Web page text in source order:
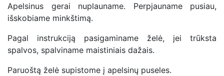
Apelsinus gerai nuplauname. Perpjauname pusiau,
išskobiame minkštimą.
Pagal instrukciją pasigaminame želė, jei trūksta
spalvos, spalviname maistiniais dažais.
Paruoštą želė supistome į apelsinų puseles.